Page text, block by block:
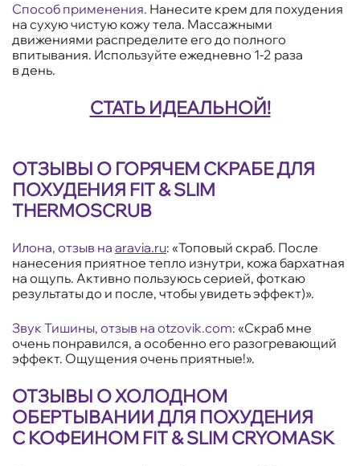
Способ применения. Нанесите крем для похудения
на сухую чистую кожу тела. Массажными
движениями распределите его до полного
впитывания. Используйте ежедневно 1-2 раза
в день.
СТАТЬ ИДЕАЛЬНОЙ!
ОТЗЫВЫ О ГОРЯЧЕМ СКРАБЕ ДЛЯ
ПОХУДЕНИЯ FIT & SLIM
THERMOSCRUB
Илона, отзыв на aravia.ru: «Топовый скраб. После
нанесения приятное тепло изнутри, кожа бархатная
на ощупь. Активно пользуюсь серией, фоткаю
результаты до и после, чтобы увидеть эффект)».
Звук Тишины, отзыв на otzovik.com: «Скраб мне
очень понравился, а особенно его разогревающий
эффект. Ощущения очень приятные!».
ОТЗЫВЫ О ХОЛОДНОМ
ОБЕРТЫВАНИИ ДЛЯ ПОХУДЕНИЯ
С КОФЕИНОМ FIT & SLIM CRYOMASK